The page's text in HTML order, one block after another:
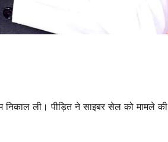
निकाल ली। पीड़ित ने साइबर सेल को मामले की